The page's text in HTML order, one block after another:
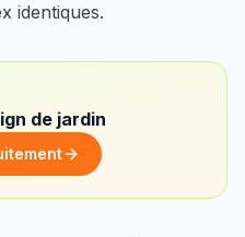
identiques.
de jardin